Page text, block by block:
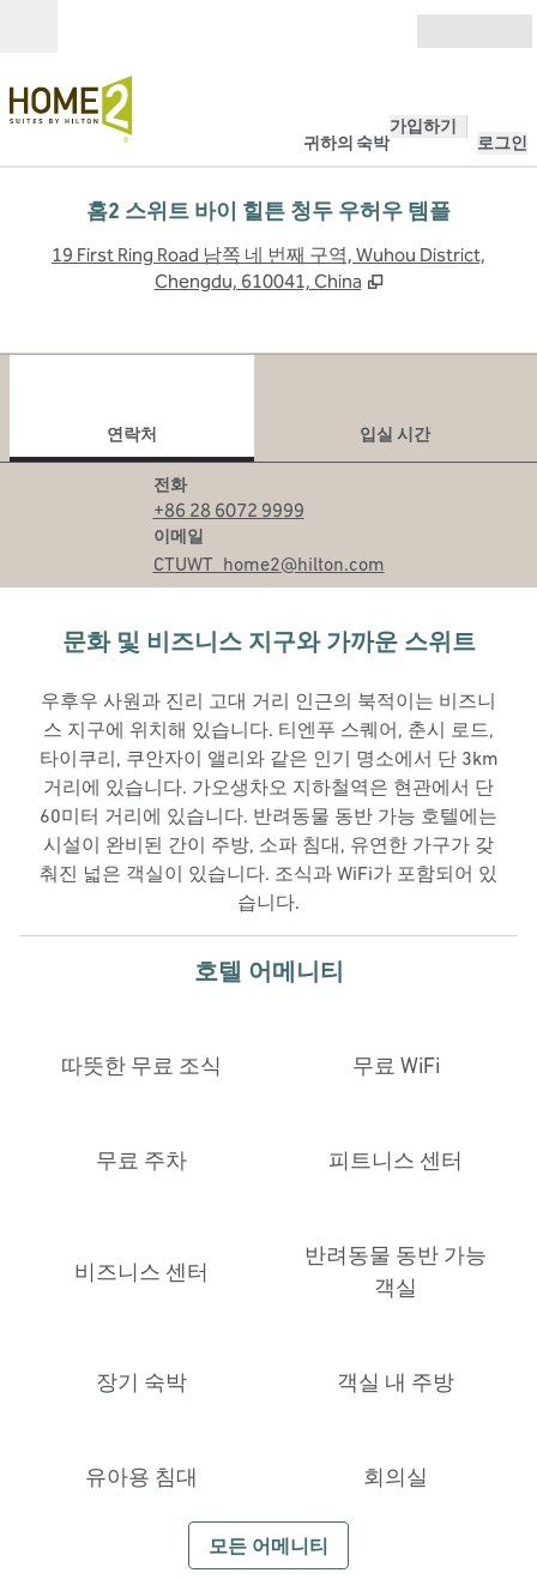
귀하의 숙박
가입하기
로그인
홈2 스위트 바이 힐튼 청두 우허우 템플
19 First Ring Road 남쪽 네 번째 구역, Wuhou District,
Chengdu, 610041, China
연락처
입실 시간
전화
전화
+86 28 6072 9999
이메일
Email
CTUWT_home2@hilton.com
문화 및 비즈니스 지구와 가까운 스위트
우후우 사원과 진리 고대 거리 인근의 북적이는 비즈니
스 지구에 위치해 있습니다. 티엔푸 스퀘어, 춘시 로드,
타이쿠리, 쿠안자이 앨리와 같은 인기 명소에서 단 3km
거리에 있습니다. 가오생차오 지하철역은 현관에서 단
60미터 거리에 있습니다. 반려동물 동반 가능 호텔에는
시설이 완비된 간이 주방, 소파 침대, 유연한 가구가 갖
춰진 넓은 객실이 있습니다. 조식과 WiFi가 포함되어 있
습니다.
호텔 어메니티
따뜻한 무료 조식 무료 WiFi
무료 주차 피트니스 센터
비즈니스 센터
반려동물 동반 가능
객실
장기 숙박 객실 내 주방
유아용 침대 회의실
모든 어메니티